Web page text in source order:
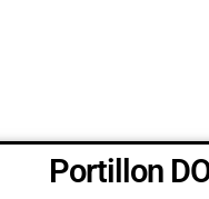
Portillon